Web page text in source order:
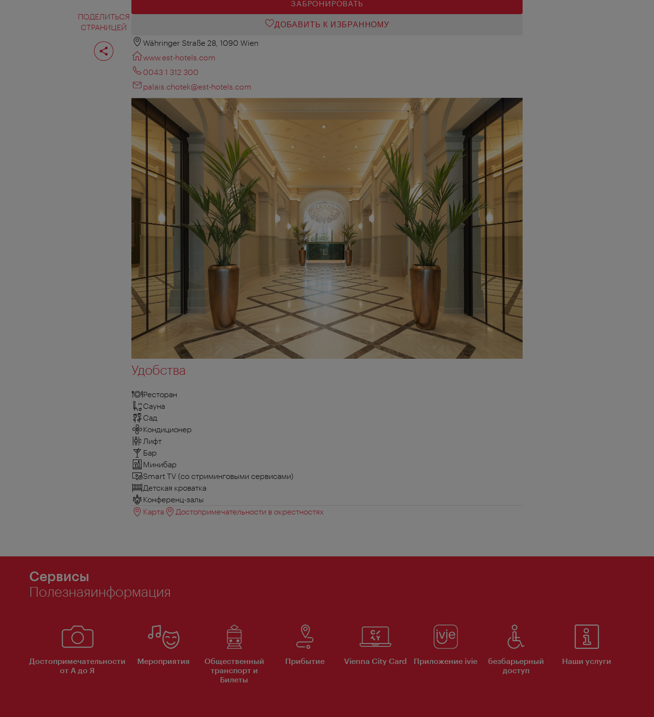
ПОДЕЛИТЬСЯ
СТРАНИЦЕЙ
Поделиться
страницей
ЗАБРОНИРОВАТЬ
ДОБАВИТЬ К ИЗБРАННОМУ
Währinger Straße 28, 1090 Wien
www.est-hotels.com
0043 1 312 300
palais.chotek@est-hotels.com
Удобства
Ресторан
Сауна
Сад
Кондиционер
Лифт
Бар
Минибар
Smart TV (со стриминговыми сервисами)
Детская кроватка
Конференц-залы
Карта
Достопримечательности в окрестностях
Сервисы
Полезнаяинформация
Достопримечательности
от А до Я
Мероприятия
Общественный
транспорт и
Билеты
Прибытие Vienna City Card Приложение ivie
безбарьерный
доступ
Наши услуги